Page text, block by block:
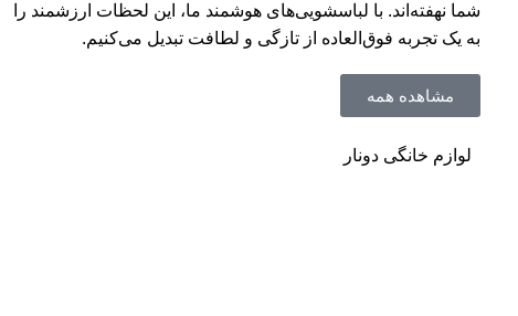
شما نهفته‌اند. با لباسشویی‌های هوشمند ما، این لحظات ارزشمند را
به یک تجربه فوق‌العاده از تازگی و لطافت تبدیل می‌کنیم.
مشاهده همه